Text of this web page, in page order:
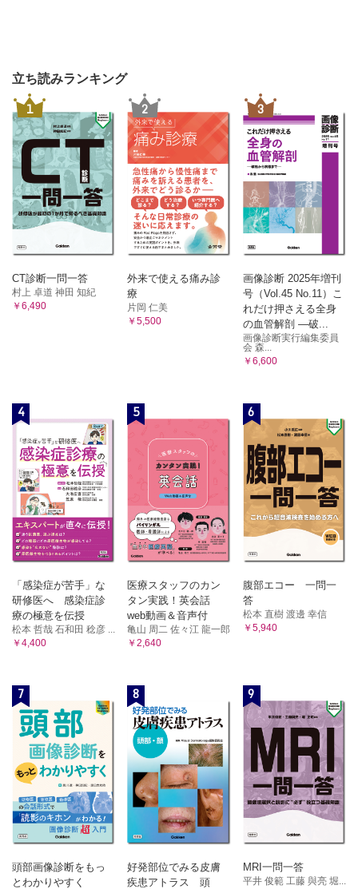
立ち読みランキング
1
CT診断一問一答
村上 卓道 神田 知紀
￥6,490
2
外来で使える痛み診
療
片岡 仁美
￥5,500
3
画像診断 2025年増刊
号（Vol.45 No.11）こ
れだけ押さえる全身
の血管解剖 ―破...
画像診断実行編集委員
会 森...
￥6,600
4
「感染症が苦手」な
研修医へ 感染症診
療の極意を伝授
松本 哲哉 石和田 稔彦 ...
￥4,400
5
医療スタッフのカン
タン実践！英会話
web動画＆音声付
亀山 周二 佐々江 龍一郎
￥2,640
6
腹部エコー 一問一
答
松本 直樹 渡邊 幸信
￥5,940
7
頭部画像診断をもっ
とわかりやすく
8
好発部位でみる皮膚
疾患アトラス 頭
9
MRI一問一答
平井 俊範 工藤 與亮 堀...